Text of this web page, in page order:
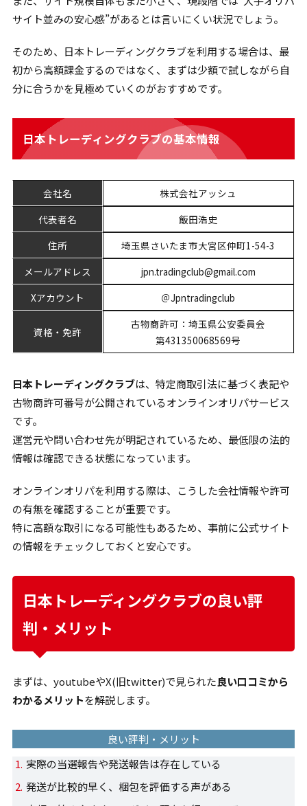
サイト並みの安心感”があるとは言いにくい状況でしょう。
そのため、日本トレーディングクラブを利用する場合は、最
初から高額課金するのではなく、まずは少額で試しながら自
分に合うかを見極めていくのがおすすめです。
日本トレーディングクラブの基本情報
会社名
株式会社アッシュ
代表者名
飯田浩史
住所
埼玉県さいたま市大宮区仲町1-54-3
メールアドレス
jpn.tradingclub@gmail.com
Xアカウント
＠Jpntradingclub
資格・免許
古物商許可：埼玉県公安委員会
第431350068569号
日本トレーディングクラブは、特定商取引法に基づく表記や
古物商許可番号が公開されているオンラインオリパサービス
です。
運営元や問い合わせ先が明記されているため、最低限の法的
情報は確認できる状態になっています。
オンラインオリパを利用する際は、こうした会社情報や許可
の有無を確認することが重要です。
特に高額な取引になる可能性もあるため、事前に公式サイト
の情報をチェックしておくと安心です。
日本トレーディングクラブの良い評
判・メリット
まずは、youtubeやX(旧twitter)で見られた良い口コミから
わかるメリットを解説します。
良い評判・メリット
実際の当選報告や発送報告は存在している
発送が比較的早く、梱包を評価する声がある